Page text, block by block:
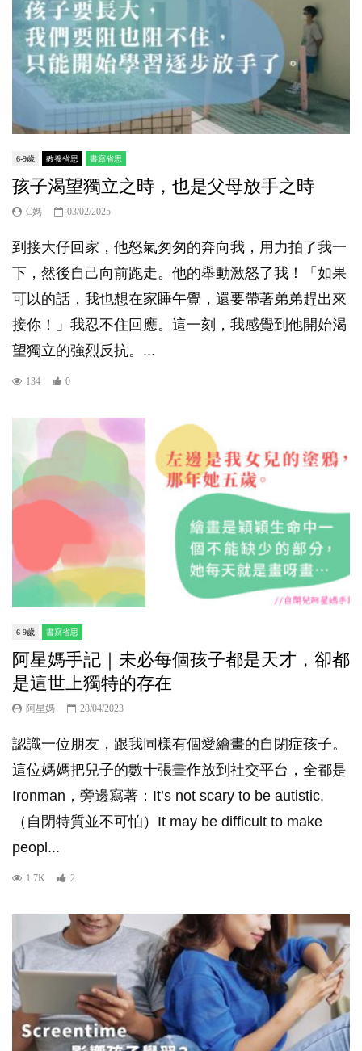
6-9歲 教養省思 書寫省思
孩子渴望獨立之時，也是父母放手之時
C媽 03/02/2025
到接大仔回家，他怒氣匆匆的奔向我，用力拍了我一
下，然後自己向前跑走。他的舉動激怒了我！「如果
可以的話，我也想在家睡午覺，還要帶著弟弟趕出來
接你！」我忍不住回應。這一刻，我感覺到他開始渴
望獨立的強烈反抗。...
134 0
6-9歲 書寫省思
阿星媽手記｜未必每個孩子都是天才，卻都
是這世上獨特的存在
阿星媽 28/04/2023
認識一位朋友，跟我同樣有個愛繪畫的自閉症孩子。
這位媽媽把兒子的數十張畫作放到社交平台，全都是
Ironman，旁邊寫著：It’s not scary to be autistic.
（自閉特質並不可怕）It may be difficult to make
peopl...
1.7K 2